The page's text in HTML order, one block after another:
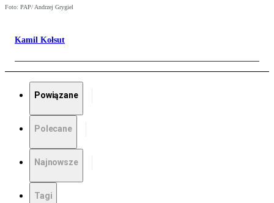
Foto: PAP/ Andrzej Grygiel
Kamil Kołsut
Powiązane
Polecane
Najnowsze
Tagi